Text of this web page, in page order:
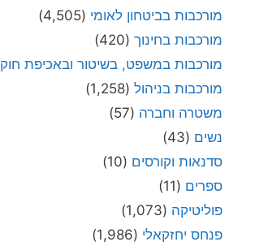
מורכבות בביטחון לאומי (4,505)
מורכבות בחינוך (420)
מורכבות במשפט, בשיטור ובאכיפת חוק
מורכבות בניהול (1,258)
משטרה וחברה (57)
נשים (43)
סדנאות וקורסים (10)
ספרים (11)
פוליטיקה (1,073)
פנחס יחזקאלי (1,986)